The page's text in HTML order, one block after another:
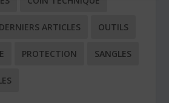
ARTICLES OUTILS
PROTECTION SANGLES